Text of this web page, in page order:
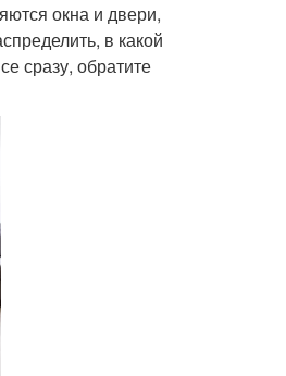
окна и двери,
в какой
сразу, обратите